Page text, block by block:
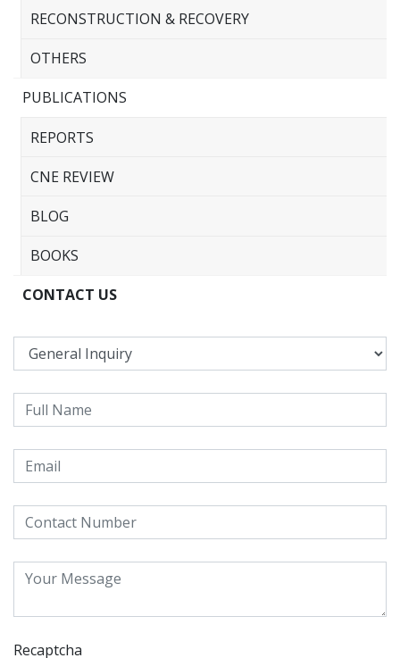
RECONSTRUCTION & RECOVERY
OTHERS
PUBLICATIONS
REPORTS
CNE REVIEW
BLOG
BOOKS
CONTACT US
Recaptcha